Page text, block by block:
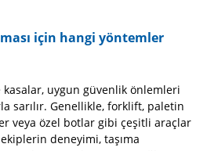
için hangi yöntemler
kasalar, uygun güvenlik önlemleri
sarılır. Genellikle, forklift, paletin
veya özel botlar gibi çeşitli araçlar
deneyimi, taşıma